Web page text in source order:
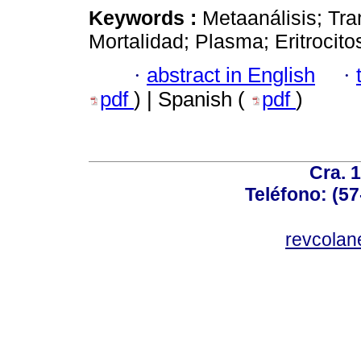
Keywords : Metaanálisis;
Mortalidad; Plasma;
· abstract in English ·
pdf ) | Spanish ( pdf )
Cra.
Teléfono: